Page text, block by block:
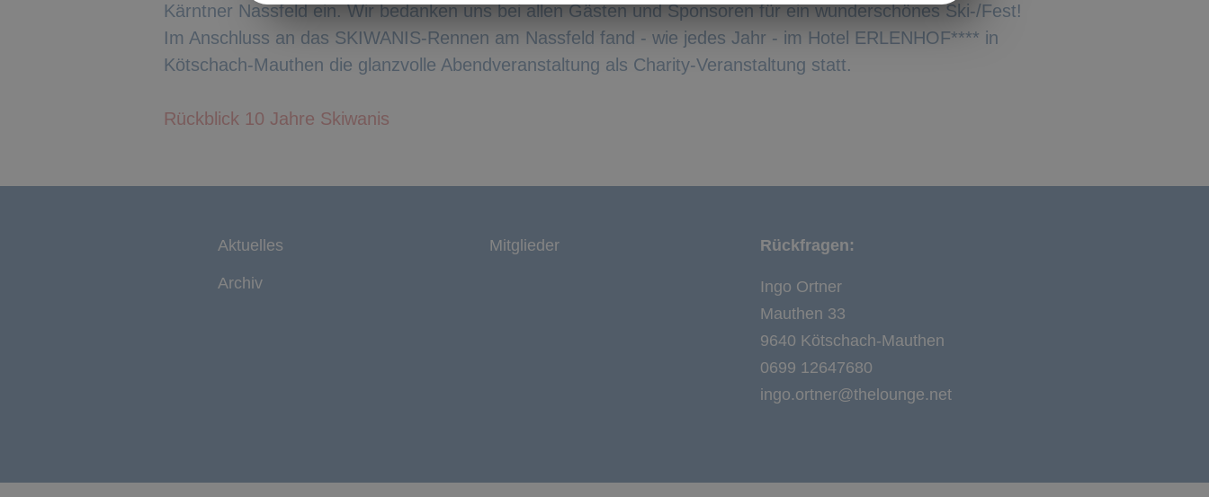
Kärntner Nassfeld ein. Wir bedanken uns bei allen Gästen und Sponsoren für ein wunderschönes Ski-/Fest!
Im Anschluss an das SKIWANIS-Rennen am Nassfeld fand - wie jedes Jahr - im Hotel ERLENHOF**** in
Kötschach-Mauthen die glanzvolle Abendveranstaltung als Charity-Veranstaltung statt.
Rückblick 10 Jahre Skiwanis
Aktuelles
Archiv
Mitglieder Rückfragen:
Ingo Ortner
Mauthen 33
9640 Kötschach-Mauthen
0699 12647680
ingo.ortner@thelounge.net